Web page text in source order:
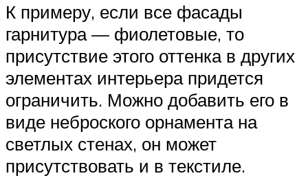
К примеру, если все фасады
гарнитура — фиолетовые, то
присутствие этого оттенка в других
элементах интерьера придется
ограничить. Можно добавить его в
виде неброского орнамента на
светлых стенах, он может
присутствовать и в текстиле.